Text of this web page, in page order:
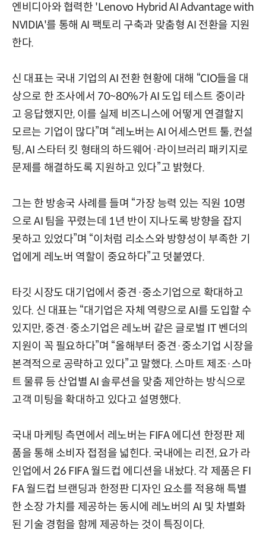
엔비디아와 협력한 'Lenovo Hybrid AI Advantage with
NVIDIA'를 통해 AI 팩토리 구축과 맞춤형 AI 전환을 지원
한다.
신 대표는 국내 기업의 AI 전환 현황에 대해 “CIO들을 대
상으로 한 조사에서 70~80%가 AI 도입 테스트 중이라
고 응답했지만, 이를 실제 비즈니스에 어떻게 연결할지
모르는 기업이 많다”며 “레노버는 AI 어세스먼트 툴, 컨설
팅, AI 스타터 킷 형태의 하드웨어·라이브러리 패키지로
문제를 해결하도록 지원하고 있다”고 밝혔다.
그는 한 방송국 사례를 들며 “가장 능력 있는 직원 10명
으로 AI 팀을 꾸렸는데 1년 반이 지나도록 방향을 잡지
못하고 있었다”며 “이처럼 리소스와 방향성이 부족한 기
업에게 레노버 역할이 중요하다”고 덧붙였다.
타깃 시장도 대기업에서 중견·중소기업으로 확대하고
있다. 신 대표는 “대기업은 자체 역량으로 AI를 도입할 수
있지만, 중견·중소기업은 레노버 같은 글로벌 IT 벤더의
지원이 꼭 필요하다”며 “올해부터 중견·중소기업 시장을
본격적으로 공략하고 있다”고 말했다. 스마트 제조·스마
트 물류 등 산업별 AI 솔루션을 맞춤 제안하는 방식으로
고객 미팅을 확대하고 있다고 설명했다.
국내 마케팅 측면에서 레노버는 FIFA 에디션 한정판 제
품을 통해 소비자 접점을 넓힌다. 국내에는 리전, 요가 라
인업에서 26 FIFA 월드컵 에디션을 내놨다. 각 제품은 FI
FA 월드컵 브랜딩과 한정판 디자인 요소를 적용해 특별
한 소장 가치를 제공하는 동시에 레노버의 AI 및 차별화
된 기술 경험을 함께 제공하는 것이 특징이다.